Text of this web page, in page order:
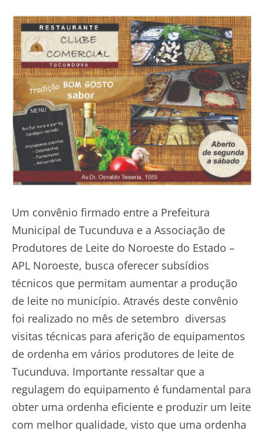
Um convênio firmado entre a Prefeitura
Municipal de Tucunduva e a Associação de
Produtores de Leite do Noroeste do Estado –
APL Noroeste, busca oferecer subsídios
técnicos que permitam aumentar a produção
de leite no município. Através deste convênio
foi realizado no mês de setembro diversas
visitas técnicas para aferição de equipamentos
de ordenha em vários produtores de leite de
Tucunduva. Importante ressaltar que a
regulagem do equipamento é fundamental para
obter uma ordenha eficiente e produzir um leite
com melhor qualidade, visto que uma ordenha